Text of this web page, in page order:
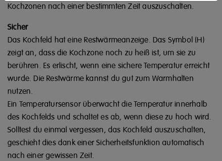
Kochzonen nach einer bestimmten Zeit auszuschalten.
Sicher
Das Kochfeld hat eine Restwärmeanzeige. Das Symbol (H)
zeigt an, dass die Kochzone noch zu heiß ist, um sie zu
berühren. Es erlischt, wenn eine sichere Temperatur erreicht
wurde. Die Restwärme kannst du gut zum Warmhalten
nutzen.
Ein Temperatursensor überwacht die Temperatur innerhalb
des Kochfelds und schaltet es ab, wenn diese zu hoch wird.
Solltest du einmal vergessen, das Kochfeld auszuschalten,
geschieht dies dank einer Sicherheitsfunktion automatisch
nach einer gewissen Zeit.